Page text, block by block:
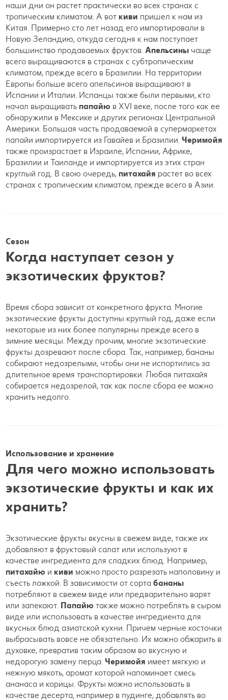
наши дни он растет практически во всех странах с
тропическим климатом. А вот киви пришел к нам из
Китая. Примерно сто лет назад его импортировали в
Новую Зеландию, откуда сегодня к нам поступает
большинство продаваемых фруктов. Апельсины чаще
всего выращиваются в странах с субтропическим
климатом, прежде всего в Бразилии. На территории
Европы больше всего апельсинов выращивают в
Испании и Италии. Испанцы также были первыми, кто
начал выращивать папайю в XVI веке, после того как ее
обнаружили в Мексике и других регионах Центральной
Америки. Большая часть продаваемой в супермаркетах
папайи импортируется из Гавайев и Бразилии. Черимойя
также произрастает в Израиле, Испании, Африке,
Бразилии и Таиланде и импортируется из этих стран
круглый год. В свою очередь, питахайя растет во всех
странах с тропическим климатом, прежде всего в Азии.
Сезон
Когда наступает сезон у
экзотических фруктов?
Время сбора зависит от конкретного фрукта. Многие
экзотические фрукты доступны круглый год, даже если
некоторые из них более популярны прежде всего в
зимние месяцы. Между прочим, многие экзотические
фрукты дозревают после сбора. Так, например, бананы
собирают недозрелыми, чтобы они не испортились за
длительное время транспортировки. Любая питахайя
собирается недозрелой, так как после сбора ее можно
хранить недолго.
Использование и хранение
Для чего можно использовать
экзотические фрукты и как их
хранить?
Экзотические фрукты вкусны в свежем виде, также их
добавляют в фруктовый салат или используют в
качестве ингредиента для сладких блюд. Например,
питахайю и киви можно просто разрезать наполовину и
съесть ложкой. В зависимости от сорта бананы
потребляют в свежем виде или предварительно варят
или запекают. Папайю также можно потреблять в сыром
виде или использовать в качестве ингредиента для
вкусных блюд азиатской кухни. Причем черные косточки
выбрасывать вовсе не обязательно. Их можно обжарить в
духовке, превратив таким образом во вкусную и
недорогую замену перца. Черимойя имеет мягкую и
нежную мякоть, аромат которой напоминает смесь
ананаса и корицы. Фрукты можно использовать в
качестве десерта, например в пудинге, добавлять во